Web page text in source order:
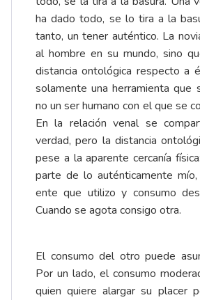
ha dado todo, se lo tira a la
tanto, un tener auténtico. La
al hombre en su mundo, sino
distancia ontológica respecto a
solamente una herramienta que
no un ser humano con el que se
En la relación venal se
verdad, pero la distancia
pese a la aparente cercanía
parte de lo auténticamente
ente que utilizo y consumo
Cuando se agota consigo otra.
El consumo del otro puede
Por un lado, el consumo
quien quiere alargar su placer